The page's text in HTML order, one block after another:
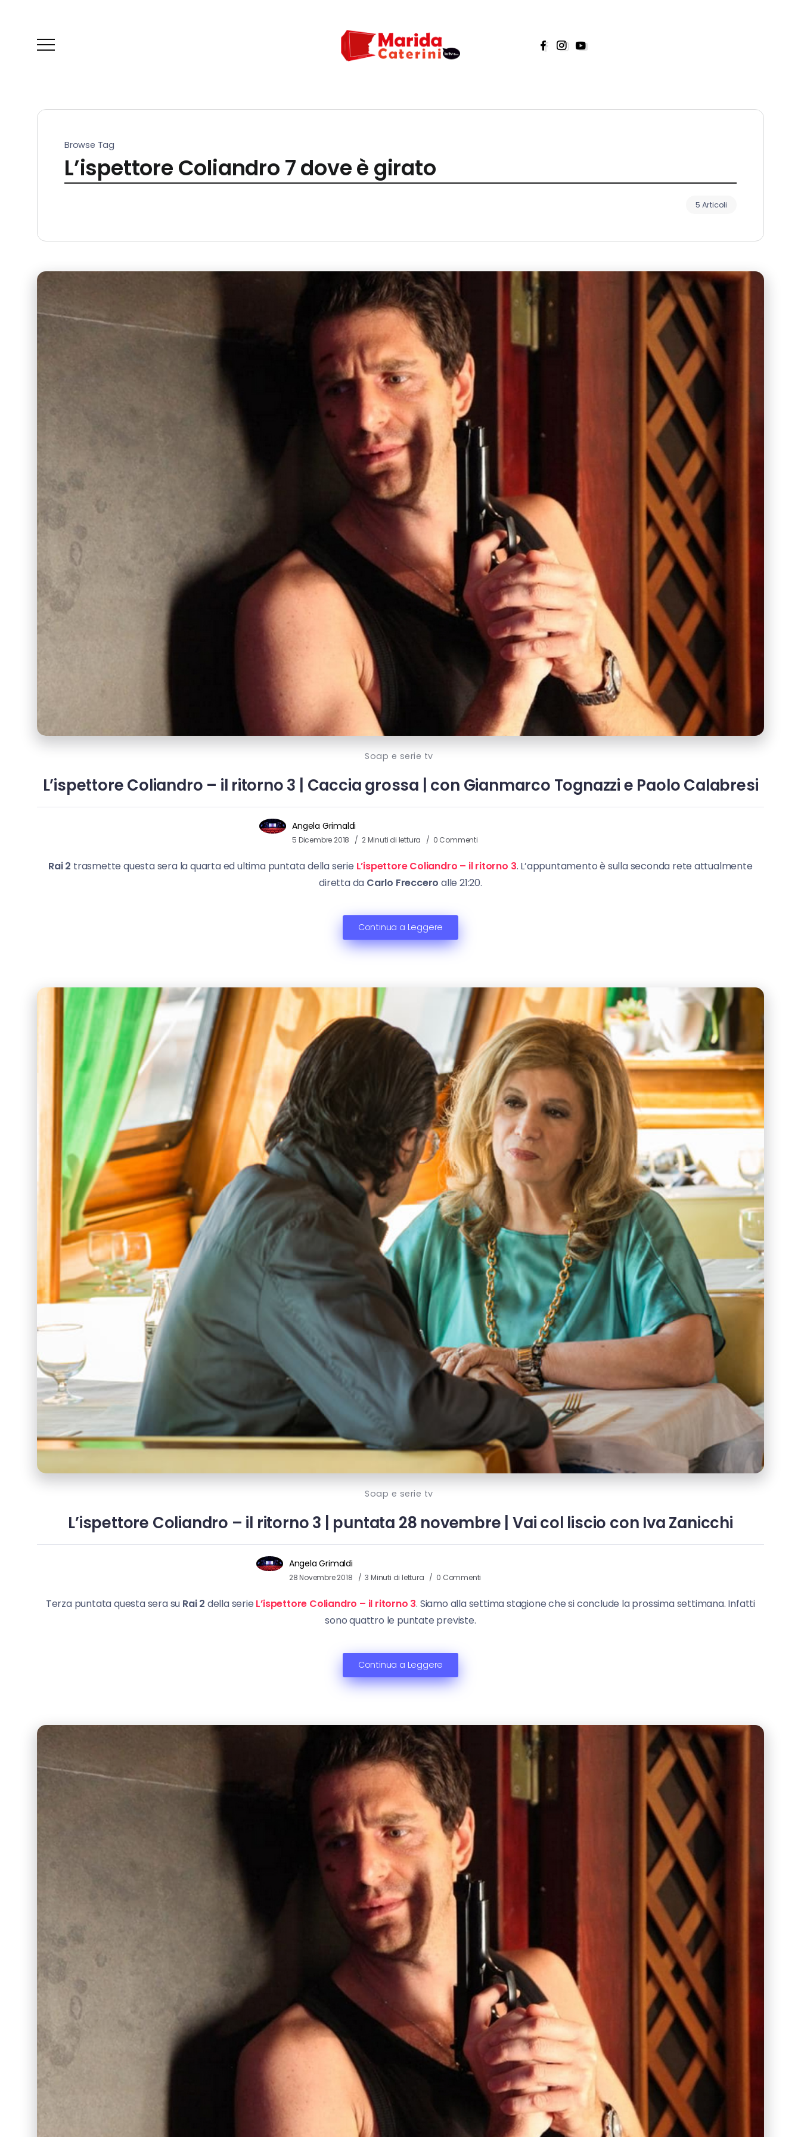
Browse Tag
L’ispettore Coliandro 7 dove è girato
5 Articoli
Soap e serie tv
L’ispettore Coliandro – il ritorno 3 | Caccia grossa | con Gianmarco Tognazzi e Paolo Calabresi
Angela Grimaldi
5 Dicembre 2018 2 Minuti di lettura 0 Commenti
Rai 2 trasmette questa sera la quarta ed ultima puntata della serie L’ispettore Coliandro – il ritorno 3. L’appuntamento è sulla seconda rete attualmente
diretta da Carlo Freccero alle 21:20.
Continua a Leggere
Soap e serie tv
L’ispettore Coliandro – il ritorno 3 | puntata 28 novembre | Vai col liscio con Iva Zanicchi
Angela Grimaldi
28 Novembre 2018 3 Minuti di lettura 0 Commenti
Terza puntata questa sera su Rai 2 della serie L’ispettore Coliandro – il ritorno 3. Siamo alla settima stagione che si conclude la prossima settimana. Infatti
sono quattro le puntate previste.
Continua a Leggere